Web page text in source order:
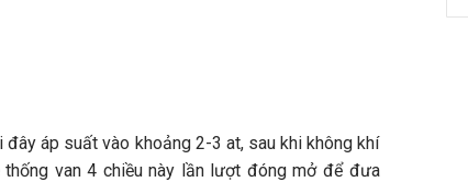
áp suất vào khoảng 2-3 at, sau khi không khí
van 4 chiều này lần lượt đóng mở để đưa